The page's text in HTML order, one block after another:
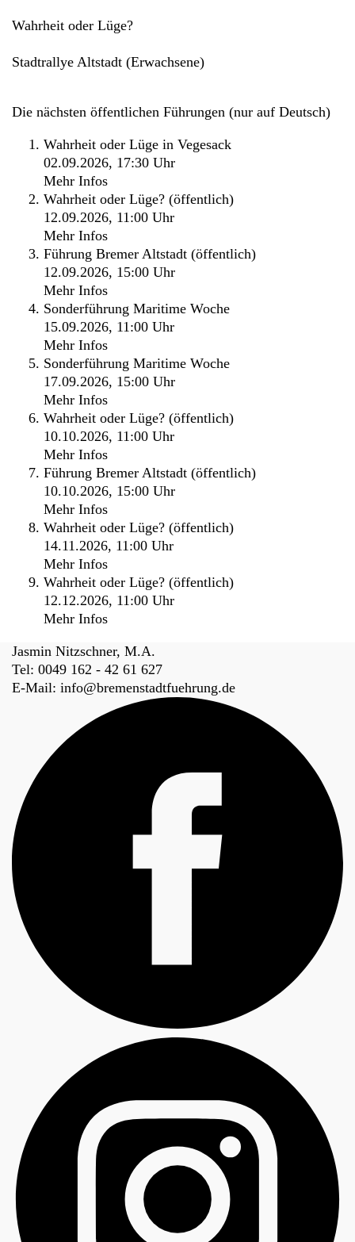
Wahrheit oder Lüge?
Stadtrallye Altstadt (Erwachsene)
Die nächsten öffentlichen Führungen (nur auf Deutsch)
Wahrheit oder Lüge in Vegesack
02.09.2026, 17:30 Uhr
Mehr Infos
Wahrheit oder Lüge? (öffentlich)
12.09.2026, 11:00 Uhr
Mehr Infos
Führung Bremer Altstadt (öffentlich)
12.09.2026, 15:00 Uhr
Mehr Infos
Sonderführung Maritime Woche
15.09.2026, 11:00 Uhr
Mehr Infos
Sonderführung Maritime Woche
17.09.2026, 15:00 Uhr
Mehr Infos
Wahrheit oder Lüge? (öffentlich)
10.10.2026, 11:00 Uhr
Mehr Infos
Führung Bremer Altstadt (öffentlich)
10.10.2026, 15:00 Uhr
Mehr Infos
Wahrheit oder Lüge? (öffentlich)
14.11.2026, 11:00 Uhr
Mehr Infos
Wahrheit oder Lüge? (öffentlich)
12.12.2026, 11:00 Uhr
Mehr Infos
Fussbereich
Jasmin Nitzschner, M.A.
Tel: 0049 162 - 42 61 627
E-Mail: info@bremenstadtfuehrung.de